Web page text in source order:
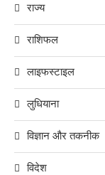
राज्य
राशिफल
लाइफस्टाइल
लुधियाना
विज्ञान और तकनीक
विदेश